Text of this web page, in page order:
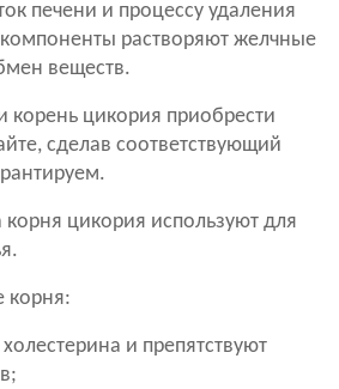
печени и процессу удаления
растворяют желчные
веществ.
корень цикория приобрести
сделав соответствующий
цикория используют для
корня:
и препятствуют